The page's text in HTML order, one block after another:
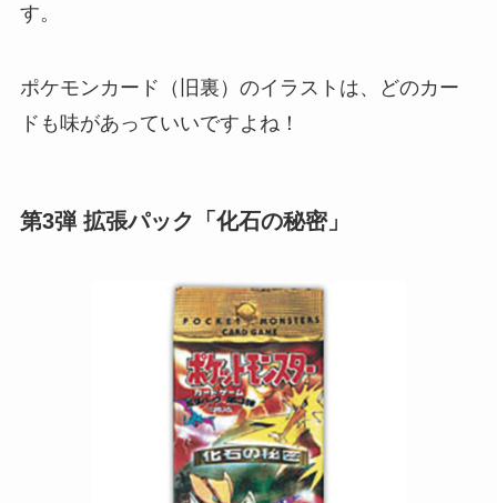
す。
ポケモンカード（旧裏）のイラストは、どのカー
ドも味があっていいですよね！
第3弾 拡張パック「化石の秘密」